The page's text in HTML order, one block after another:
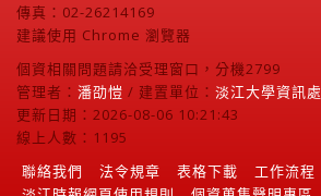
傳真：02-26214169
建議使用 Chrome 瀏覽器
個資相關問題請洽受理窗口，分機2799
管理者： 潘劭愷 / 建置單位： 淡江大學資訊處
更新日期：2026-08-06 10:21:43
線上人數：1195
聯絡我們
法令規章 表格下載
工作流程